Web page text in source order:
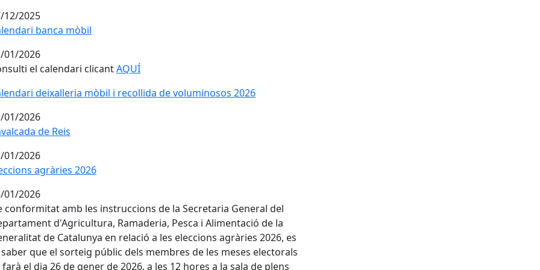
12/2025
banca mòbil
banca mòbil
01/2026
el calendari clicantAQUÍ
deixalleria mòbil i recollida de voluminosos 2026
deixalleria mòbil i recollida de voluminosos 2026
01/2026
de Reis
de Reis
01/2026
agràries 2026
agràries 2026
01/2026
conformitat amb les instruccions de la Secretaria General del
d'Agricultura, Ramaderia, Pesca i Alimentació de la
de Catalunya en relació a les eleccions agràries 2026, es
que el sorteig públic dels membres de les meses electorals
farà el dia 26 de gener de 2026, a les 12 hores a la sala de plens